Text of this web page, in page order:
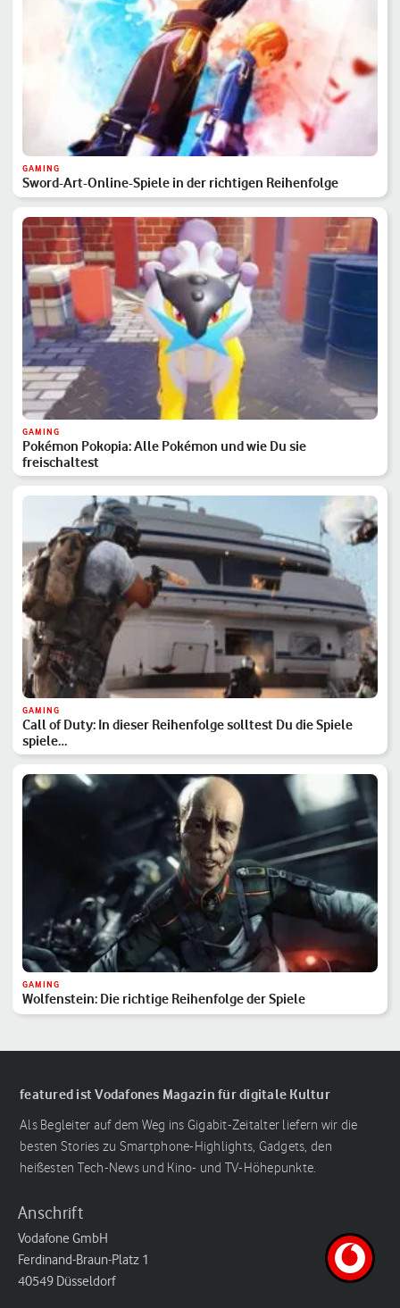
GAMING
Sword-Art-Online-Spiele in der richtigen Reihenfolge
GAMING
Pokémon Pokopia: Alle Pokémon und wie Du sie
freischaltest
GAMING
Call of Duty: In dieser Reihenfolge solltest Du die Spiele
spiele…
GAMING
Wolfenstein: Die richtige Reihenfolge der Spiele
featured ist Vodafones Magazin für digitale Kultur
Als Begleiter auf dem Weg ins Gigabit-Zeitalter liefern wir die
besten Stories zu Smartphone-Highlights, Gadgets, den
heißesten Tech-News und Kino- und TV-Höhepunkte.
Anschrift
Vodafone GmbH
Ferdinand-Braun-Platz 1
40549 Düsseldorf